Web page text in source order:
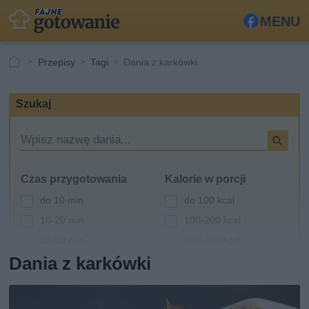
MENU
Fa
Przepisy Tagi Dania z karkówki
Dania z karkówki
Szukaj
W
y
k
a
Czas przygotowania
do 10 min
30-60 min
Kalorie w porcji
do 100 kcal
powyżej 500 kcal